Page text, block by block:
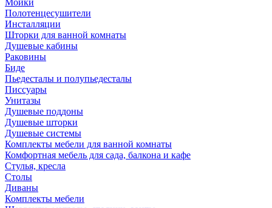
Мойки
Полотенцесушители
Инсталляции
Шторки для ванной комнаты
Душевые кабины
Раковины
Биде
Пьедесталы и полупьедесталы
Писсуары
Унитазы
Душевые поддоны
Душевые шторки
Душевые системы
Комплекты мебели для ванной комнаты
Комфортная мебель для сада, балкона и кафе
Стулья, кресла
Столы
Диваны
Комплекты мебели